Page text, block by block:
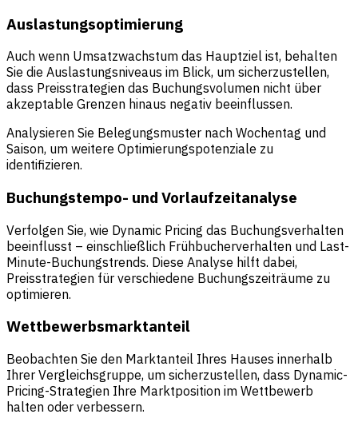
Auslastungsoptimierung
Auch wenn Umsatzwachstum das Hauptziel ist, behalten
Sie die Auslastungsniveaus im Blick, um sicherzustellen,
dass Preisstrategien das Buchungsvolumen nicht über
akzeptable Grenzen hinaus negativ beeinflussen.
Analysieren Sie Belegungsmuster nach Wochentag und
Saison, um weitere Optimierungspotenziale zu
identifizieren.
Buchungstempo- und Vorlaufzeitanalyse
Verfolgen Sie, wie Dynamic Pricing das Buchungsverhalten
beeinflusst – einschließlich Frühbucherverhalten und Last-
Minute-Buchungstrends. Diese Analyse hilft dabei,
Preisstrategien für verschiedene Buchungszeiträume zu
optimieren.
Wettbewerbsmarktanteil
Beobachten Sie den Marktanteil Ihres Hauses innerhalb
Ihrer Vergleichsgruppe, um sicherzustellen, dass Dynamic-
Pricing-Strategien Ihre Marktposition im Wettbewerb
halten oder verbessern.